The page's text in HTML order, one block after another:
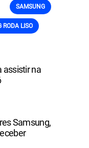
SAMSUNG
RODA LISO
assistir na
Samsung,